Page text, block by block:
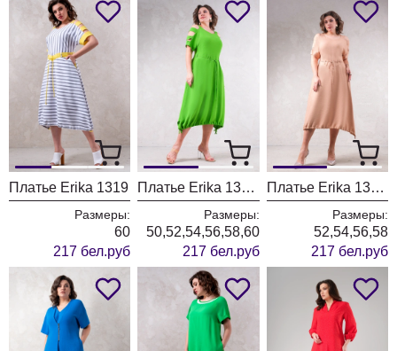
Платье Erika 1319
Размеры:
60
217 бел.руб
Платье Erika 1319-3 зеленое
Размеры:
50,52,54,56,58,60
217 бел.руб
Платье Erika 1319-1 бежевое
Размеры:
52,54,56,58
217 бел.руб